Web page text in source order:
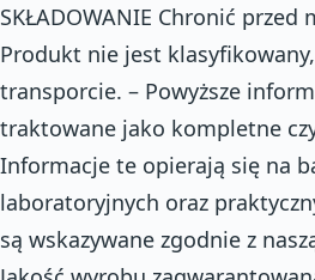
SKŁADOWANIE Chronić przed
Produkt nie jest
transporcie. – Powyższe
traktowane jako kompletne
Informacje te opierają się na
laboratoryjnych oraz
są wskazywane zgodnie z